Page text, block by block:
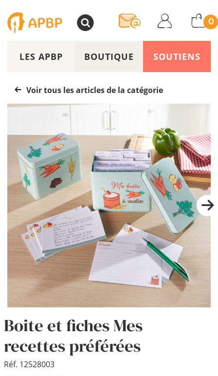
0
LES APBP BOUTIQUE SOUTIENS
Voir tous les articles de la catégorie
Boite et fiches Mes
recettes préférées
Réf. 12528003